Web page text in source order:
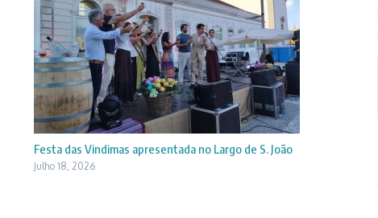
Festa das Vindimas apresentada no Largo de S. João
Julho 18, 2026